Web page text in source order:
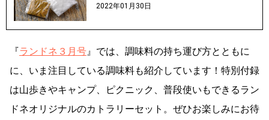
2022年01月30日
『ランドネ３月号』では、調味料の持ち運び方とともに
に、いま注目している調味料も紹介しています！特別付録
は山歩きやキャンプ、ピクニック、普段使いもできるラン
ドネオリジナルのカトラリーセット。ぜひお楽しみにお待